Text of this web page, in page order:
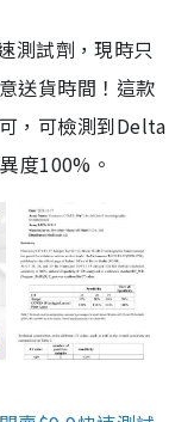
測試劑，現時只
送貨時間！這款
，可檢測到Delta
度100%。